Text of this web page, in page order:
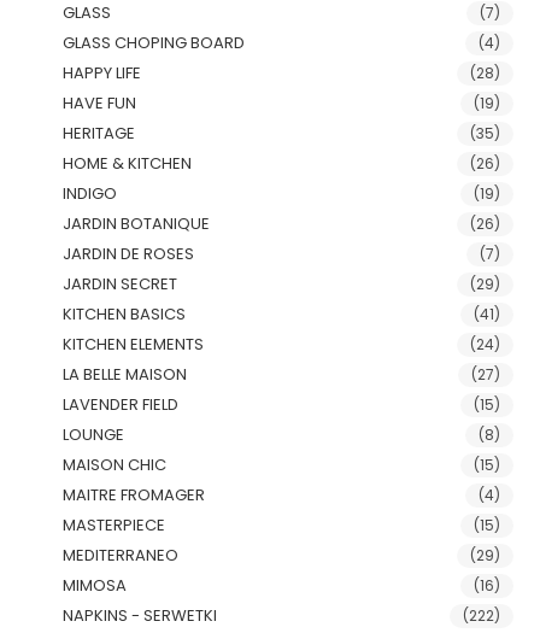
GLASS (7)
GLASS CHOPING BOARD (4)
HAPPY LIFE (28)
HAVE FUN (19)
HERITAGE (35)
HOME & KITCHEN (26)
INDIGO (19)
JARDIN BOTANIQUE (26)
JARDIN DE ROSES (7)
JARDIN SECRET (29)
KITCHEN BASICS (41)
KITCHEN ELEMENTS (24)
LA BELLE MAISON (27)
LAVENDER FIELD (15)
LOUNGE (8)
MAISON CHIC (15)
MAITRE FROMAGER (4)
MASTERPIECE (15)
MEDITERRANEO (29)
MIMOSA (16)
NAPKINS - SERWETKI (222)